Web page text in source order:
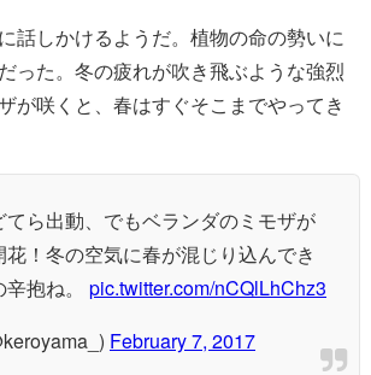
話しかけるようだ。植物の命の勢いに
った。冬の疲れが吹き飛ぶような強烈
が咲くと、春はすぐそこまでやってき
ら出動、でもベランダのミモザが
！冬の空気に春が混じり込んでき
抱ね。 pic.twitter.com/nCQlLhChz3
February 7, 2017